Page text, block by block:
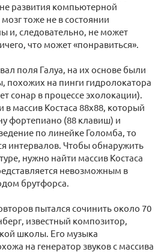
развития компьютерной
тоже не в состоянии
и, следовательно, не может
что может «понравиться».
поля Галуа, на их основе были
похожих на пинги гидролокатора
сонар в процессе эхолокации).
массив Костаса 88х88, который
фортепиано (88 клавиш) и
по линейке Голомба, то
интервалов. Чтобы обнаружить
нужно найти массив Костаса
невозможным в
брутфорса.
пытался сочинить около 70
известный композитор,
школы. Его музыка
на генератор звуков с массива